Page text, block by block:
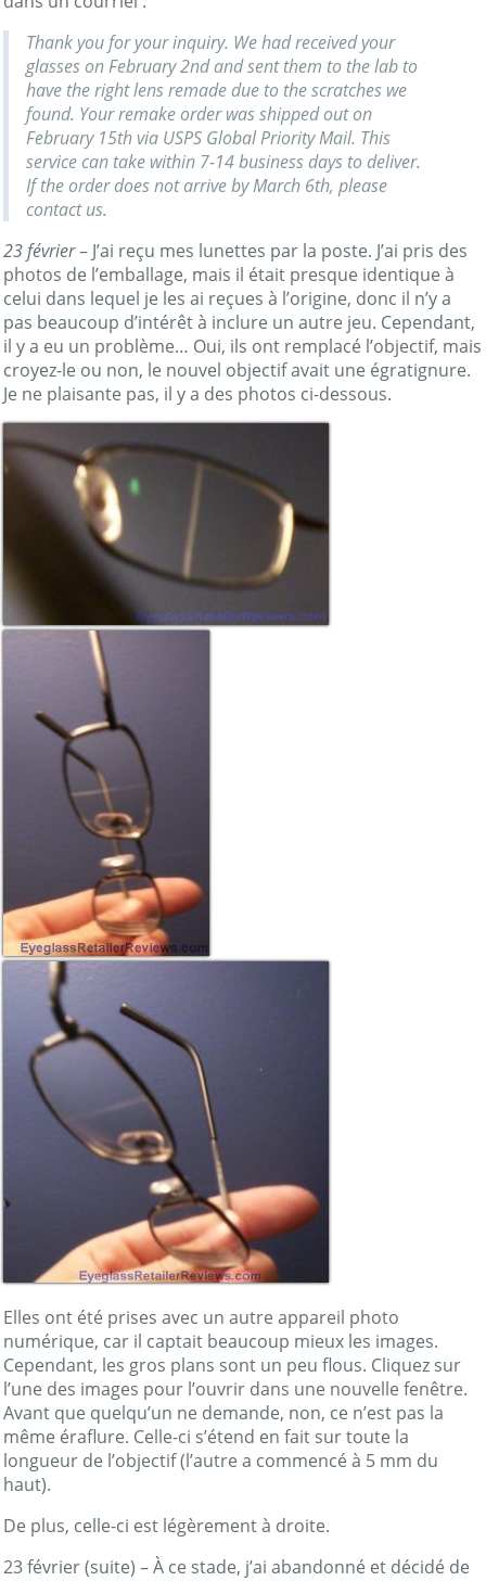
Thank you for your inquiry. We had received your
glasses on February 2nd and sent them to the lab to
have the right lens remade due to the scratches we
found. Your remake order was shipped out on
February 15th via USPS Global Priority Mail. This
service can take within 7-14 business days to deliver.
If the order does not arrive by March 6th, please
contact us.
23 février– J’ai reçu mes lunettes par la poste. J’ai pris des
photos de l’emballage, mais il était presque identique à
celui dans lequel je les ai reçues à l’origine, donc il n’y a
pas beaucoup d’intérêt à inclure un autre jeu. Cependant,
il y a eu un problème… Oui, ils ont remplacé l’objectif, mais
croyez-le ou non, le nouvel objectif avait une égratignure.
Je ne plaisante pas, il y a des photos ci-dessous.
Elles ont été prises avec un autre appareil photo
numérique, car il captait beaucoup mieux les images.
Cependant, les gros plans sont un peu flous. Cliquez sur
l’une des images pour l’ouvrir dans une nouvelle fenêtre.
Avant que quelqu’un ne demande, non, ce n’est pas la
même éraflure. Celle-ci s’étend en fait sur toute la
longueur de l’objectif (l’autre a commencé à 5 mm du
haut).
De plus, celle-ci est légèrement à droite.
23 février (suite) – À ce stade, j’ai abandonné et décidé de